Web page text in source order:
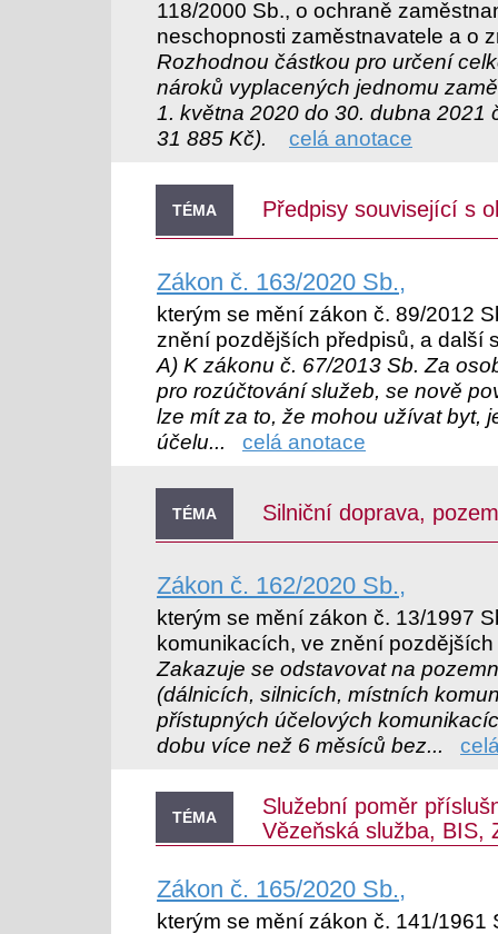
118/2000 Sb., o ochraně
neschopnosti zaměstnavatele a o
Rozhodnou částkou pro určení
nároků vyplacených jednomu
1. května 2020 do 30. dubna 2021
31 885 Kč).
celá anotace
TÉMA Předpisy související s
Zákon č. 163/2020 Sb.,
kterým se mění zákon č. 89/2012
znění pozdějších předpisů, a další
A) K zákonu č. 67/2013 Sb. Za
pro rozúčtování služeb, se nově
lze mít za to, že mohou užívat byt,
účelu...
celá anotace
TÉMA Silniční doprava,
Zákon č. 162/2020 Sb.,
kterým se mění zákon č. 13/1997
komunikacích, ve znění
Zakazuje se odstavovat na
(dálnicích, silnicích, místních
přístupných účelových
dobu více než 6 měsíců bez...
TÉMA
Služební poměr
Vězeňská služba, BIS,
Zákon č. 165/2020 Sb.,
kterým se mění zákon č. 141/1961